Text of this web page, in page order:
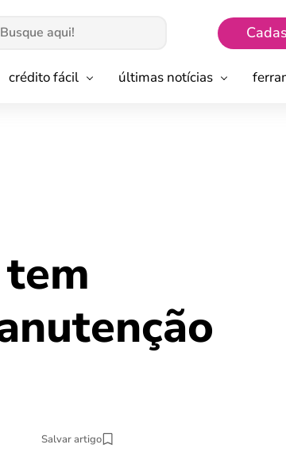
crédito fácil últimas notícias
Salvar artigo